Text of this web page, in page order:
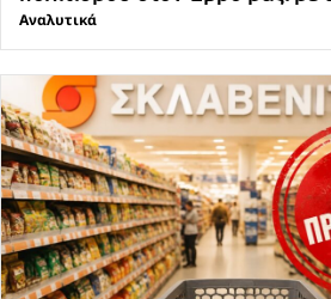
Αναλυτικά